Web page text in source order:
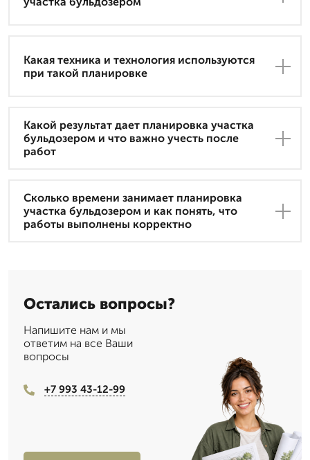
Какая техника и технология используются
при такой планировке
Какой результат дает планировка участка
бульдозером и что важно учесть после
работ
Сколько времени занимает планировка
участка бульдозером и как понять, что
работы выполнены корректно
Остались вопросы?
Напишите нам и мы
ответим на все Ваши
вопросы
+7 993 43-12-99